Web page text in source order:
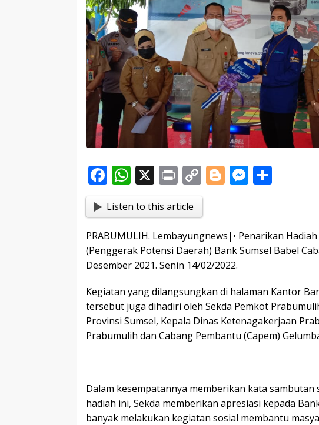
F
e
b
o
o
k
W
at
s
A
p
p
X Pr
t
C
o
p
y
Li
n
k
Bl
g
er
M
e
n
er
e
Listen to this article
PRABUMULIH. Lembayungnews|• Penarikan
(Penggerak Potensi Daerah) Bank Sumsel Babel
Desember 2021. Senin 14/02/2022.
Kegiatan yang dilangsungkan di halaman Kantor
tersebut juga dihadiri oleh Sekda Pemkot
Provinsi Sumsel, Kepala Dinas Ketenagakerjaan
Prabumulih dan Cabang Pembantu (Capem)
Dalam kesempatannya memberikan kata
hadiah ini, Sekda memberikan apresiasi kepada
banyak melakukan kegiatan sosial membantu